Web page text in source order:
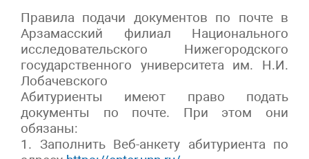
Правила подачи документов по почте в
Арзамасский филиал Национального
исследовательского Нижегородского
государственного университета им. Н.И.
Лобачевского
Абитуриенты имеют право подать
документы по почте. При этом они
обязаны:
1. Заполнить Веб-анкету абитуриента по